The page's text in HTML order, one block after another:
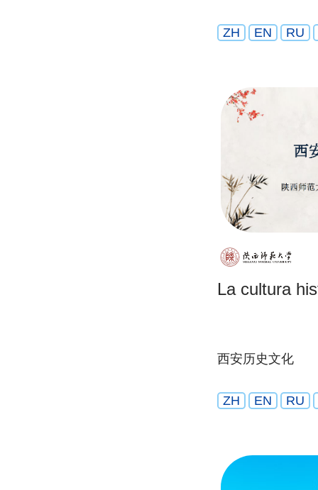
ZH EN RU
La cultura
西安历史文化
ZH EN RU